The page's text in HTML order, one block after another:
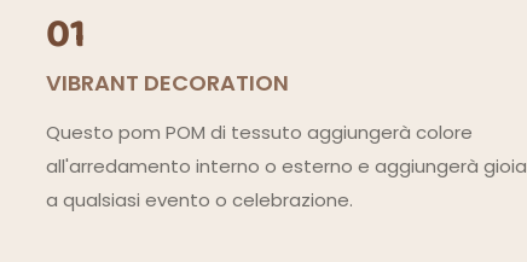
01
VIBRANT DECORATION
Questo pom POM di tessuto aggiungerà colore
all'arredamento interno o esterno e aggiungerà gioia
a qualsiasi evento o celebrazione.